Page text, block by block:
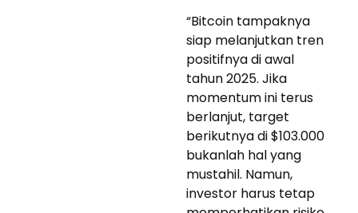
“Bitcoin tampaknya
siap melanjutkan tren
positifnya di awal
tahun 2025. Jika
momentum ini terus
berlanjut, target
berikutnya di $103.000
bukanlah hal yang
mustahil. Namun,
investor harus tetap